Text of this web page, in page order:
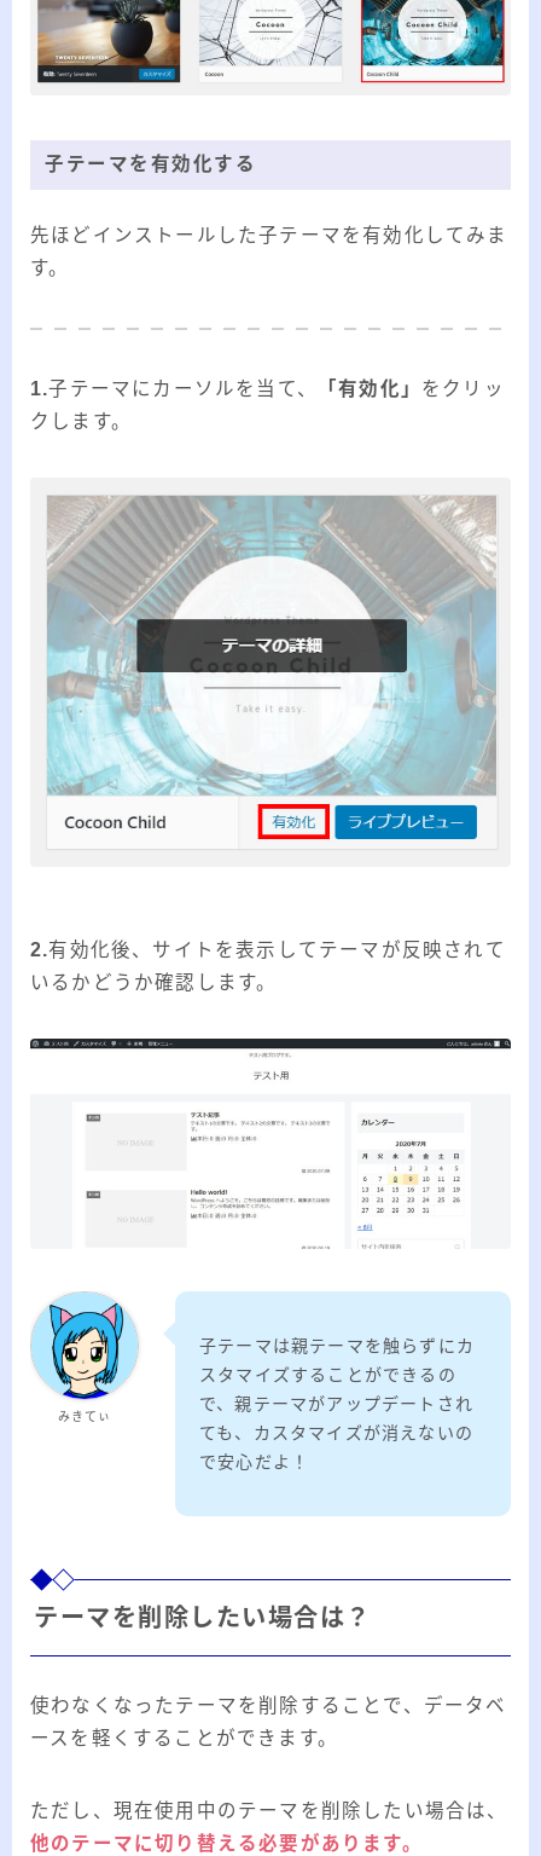
子テーマを有効化する
先ほどインストールした子テーマを有効化してみま
す。
1.子テーマにカーソルを当て、 「有効化」 をクリッ
クします。
2.有効化後、サイトを表示してテーマが反映されて
いるかどうか確認します。
みきてぃ
子テーマは親テーマを触らずにカ
スタマイズすることができるの
で、親テーマがアップデートされ
ても、カスタマイズが消えないの
で安心だよ！
テーマを削除したい場合は？
使わなくなったテーマを削除することで、データベ
ースを軽くすることができます。
ただし、現在使用中のテーマを削除したい場合は、
他のテーマに切り替える必要があります。